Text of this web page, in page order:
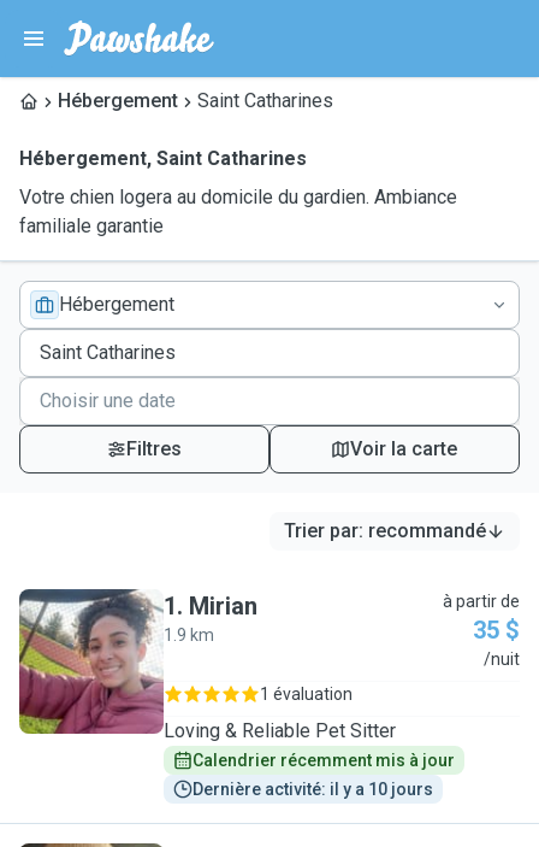
Hébergement Saint Catharines
Hébergement, Saint Catharines
Votre chien logera au domicile du gardien. Ambiance
familiale garantie
Hébergement
Filtres Voir la carte
Trier par: recommandé
M
1. Mirian
1.9 km
à partir de
35 $
/nuit
1 évaluation
Loving & Reliable Pet Sitter
Calendrier récemment mis à jour
Dernière activité: il y a 10 jours